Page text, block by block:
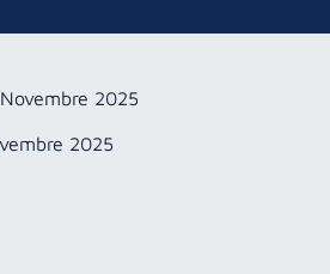
2025
2025